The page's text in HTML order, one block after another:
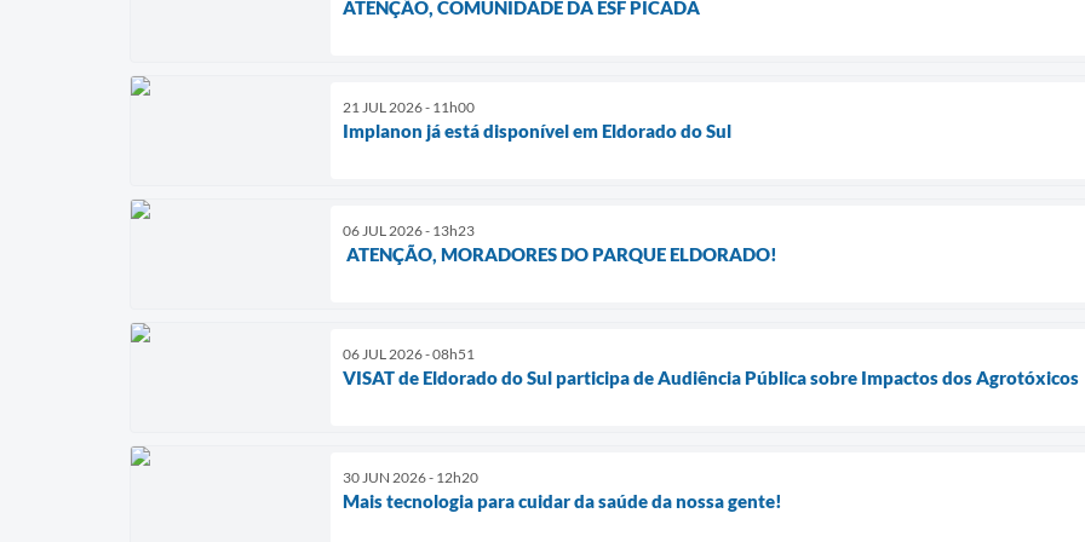
ATENÇÃO, COMUNIDADE DA ESF PICADA
21 JUL 2026 - 11h00
Implanon já está disponível em Eldorado do Sul
06 JUL 2026 - 13h23
ATENÇÃO, MORADORES DO PARQUE ELDORADO!
06 JUL 2026 - 08h51
VISAT de Eldorado do Sul participa de Audiência Pública sobre Impactos dos Agrotóxicos
30 JUN 2026 - 12h20
Mais tecnologia para cuidar da saúde da nossa gente!